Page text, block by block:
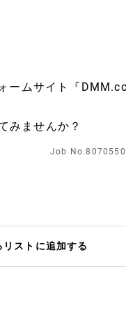
ームサイト『
みませんか？
Job
リストに追加する